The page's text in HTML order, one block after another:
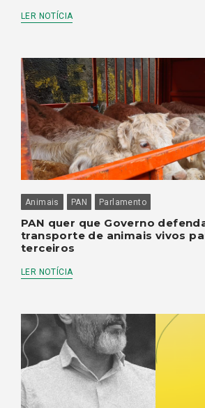
LER NOTÍCIA
Animais PAN Parlamento
PAN quer que Governo
transporte de animais vivos
terceiros
LER NOTÍCIA